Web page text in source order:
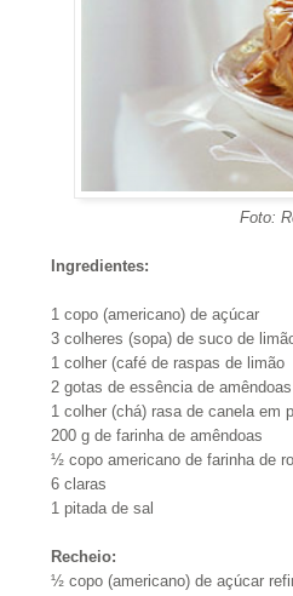
Foto:
Ingredientes:
1 copo (americano) de açúcar
3 colheres (sopa) de suco de
1 colher (café de raspas de limão
2 gotas de essência de amêndoas
1 colher (chá) rasa de canela em
200 g de farinha de amêndoas
½ copo americano de farinha de
6 claras
1 pitada de sal
Recheio:
½ copo (americano) de açúcar